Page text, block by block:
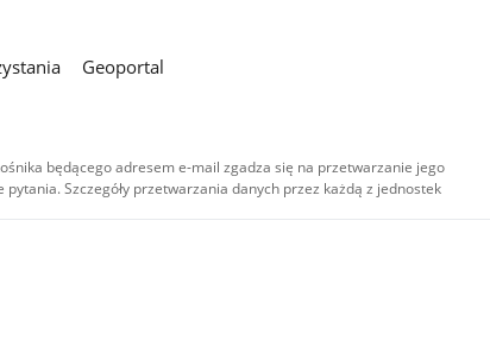
Geoportal
będącego adresem e-mail zgadza się na przetwarzanie jego
Szczegóły przetwarzania danych przez każdą z jednostek